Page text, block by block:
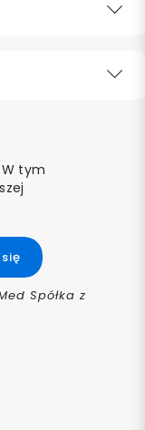
tym
Spółka z